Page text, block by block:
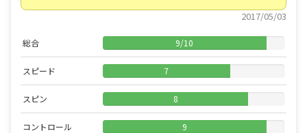
2017/05/03
総合 9/10
スピード 7
スピン 8
コントロール 9